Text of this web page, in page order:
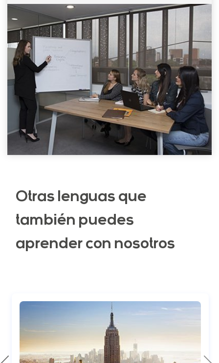
Otras lenguas que
también puedes
aprender con nosotros